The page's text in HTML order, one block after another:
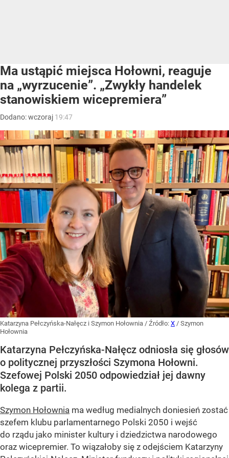
Ma ustąpić miejsca Hołowni, reaguje
na „wyrzucenie”. „Zwykły handelek
stanowiskiem wicepremiera”
Dodano:wczoraj 19:47
Katarzyna Pełczyńska-Nałęcz i Szymon Hołownia / Źródło: X / Szymon
Hołownia
Katarzyna Pełczyńska-Nałęcz odniosła się głosów
o politycznej przyszłości Szymona Hołowni.
Szefowej Polski 2050 odpowiedział jej dawny
kolega z partii.
Szymon Hołownia ma według medialnych doniesień zostać
szefem klubu parlamentarnego Polski 2050 i wejść
do rządu jako minister kultury i dziedzictwa narodowego
oraz wicepremier. To wiązałoby się z odejściem Katarzyny